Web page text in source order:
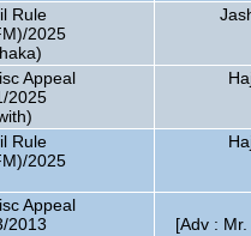
Rule
2025
Appeal
2025
Rule
2025
Appeal
2013
[Adv :